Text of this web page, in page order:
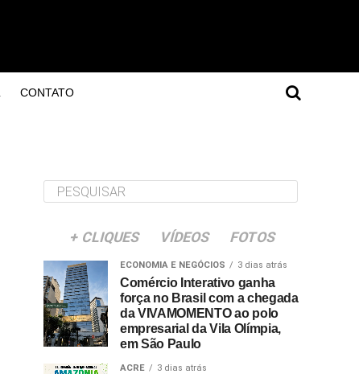
CONTATO
+ CLIQUES VÍDEOS FOTOS
ECONOMIA E NEGÓCIOS 3 dias atrás
Comércio Interativo ganha
força no Brasil com a chegada
da VIVAMOMENTO ao polo
empresarial da Vila Olímpia,
em São Paulo
ACRE 3 dias atrás